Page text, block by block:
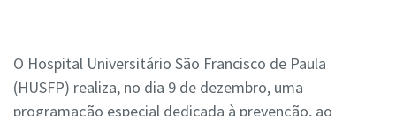
O Hospital Universitário São Francisco de Paula
(HUSFP) realiza, no dia 9 de dezembro, uma
programação especial dedicada à prevenção, ao